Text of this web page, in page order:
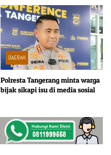
DAERAH
Polresta Tangerang minta warga
bijak sikapi isu di media sosial